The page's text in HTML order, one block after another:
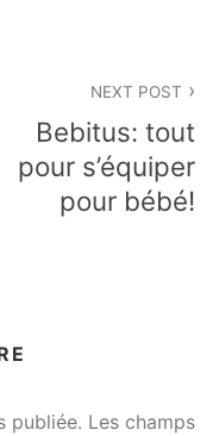
NEXT POST
Bebitus: tout
pour s’équiper
pour bébé!
publiée. Les champs